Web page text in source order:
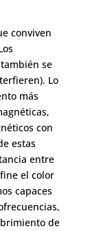
conviven
se
Lo
más
con
estas
entre
el color
capaces
de